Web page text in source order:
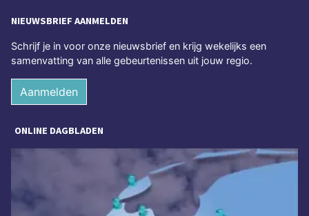
NIEUWSBRIEF AANMELDEN
Schrijf je in voor onze nieuwsbrief en krijg wekelijks een
samenvatting van alle gebeurtenissen uit jouw regio.
Aanmelden
ONLINE DAGBLADEN